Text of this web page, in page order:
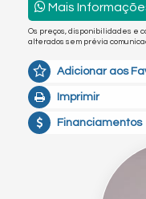
Mais
Os preços, disponibilidades e
alterados sem prévia
Adicionar aos
Imprimir
Financiamentos